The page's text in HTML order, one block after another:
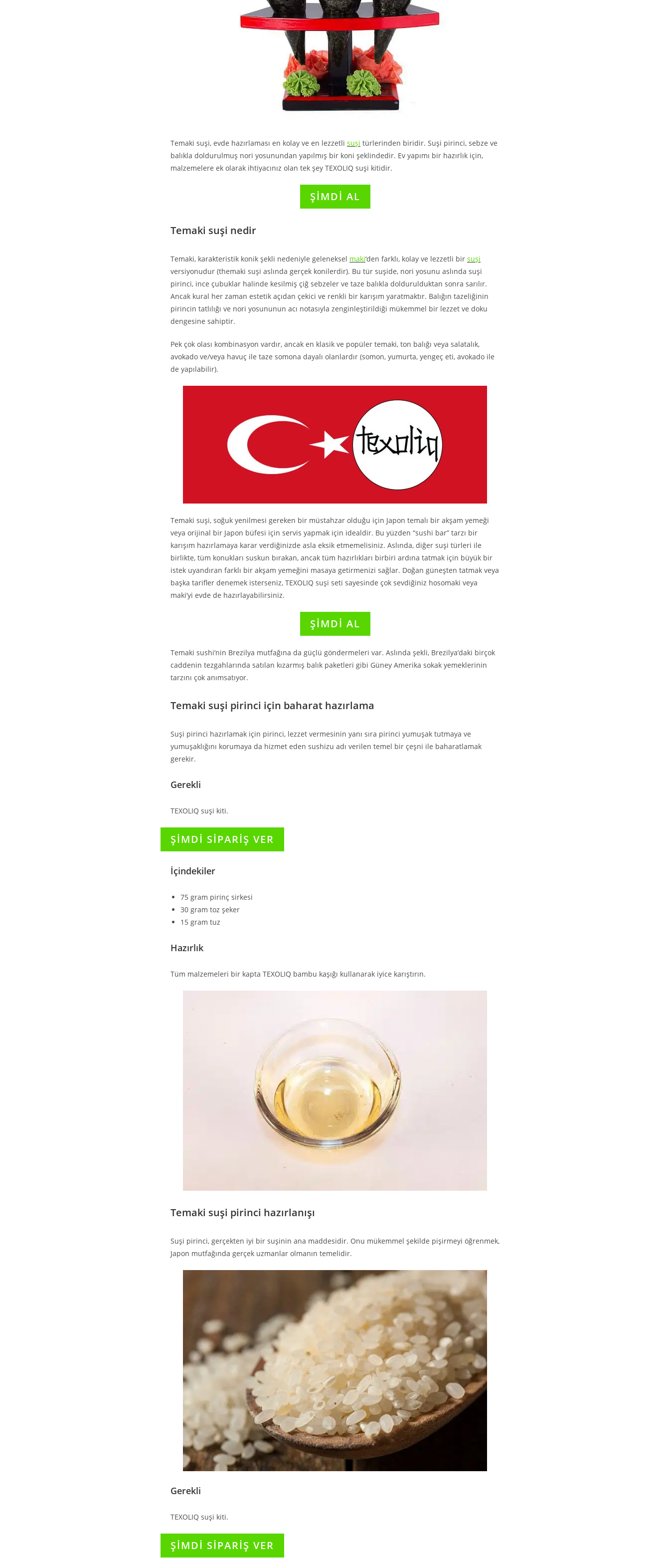
Temaki suşi, evde hazırlaması en kolay ve en lezzetli suşi türlerinden biridir. Suşi pirinci, sebze ve
balıkla doldurulmuş nori yosunundan yapılmış bir koni şeklindedir. Ev yapımı bir hazırlık için,
malzemelere ek olarak ihtiyacınız olan tek şey TEXOLIQ suşi kitidir.
ŞİMDİ AL
Temaki suşi nedir
Temaki, karakteristik konik şekli nedeniyle geleneksel maki‘den farklı, kolay ve lezzetli bir suşi
versiyonudur (themaki suşi aslında gerçek konilerdir). Bu tür suşide, nori yosunu aslında suşi
pirinci, ince çubuklar halinde kesilmiş çiğ sebzeler ve taze balıkla doldurulduktan sonra sarılır.
Ancak kural her zaman estetik açıdan çekici ve renkli bir karışım yaratmaktır. Balığın tazeliğinin
pirincin tatlılığı ve nori yosununun acı notasıyla zenginleştirildiği mükemmel bir lezzet ve doku
dengesine sahiptir.
Pek çok olası kombinasyon vardır, ancak en klasik ve popüler temaki, ton balığı veya salatalık,
avokado ve/veya havuç ile taze somona dayalı olanlardır (somon, yumurta, yengeç eti, avokado ile
de yapılabilir).
Temaki suşi, soğuk yenilmesi gereken bir müstahzar olduğu için Japon temalı bir akşam yemeği
veya orijinal bir Japon büfesi için servis yapmak için idealdir. Bu yüzden “sushi bar” tarzı bir
karışım hazırlamaya karar verdiğinizde asla eksik etmemelisiniz. Aslında, diğer suşi türleri ile
birlikte, tüm konukları suskun bırakan, ancak tüm hazırlıkları birbiri ardına tatmak için büyük bir
istek uyandıran farklı bir akşam yemeğini masaya getirmenizi sağlar. Doğan güneşten tatmak veya
başka tarifler denemek isterseniz, TEXOLIQ suşi seti sayesinde çok sevdiğiniz hosomaki veya
maki’yi evde de hazırlayabilirsiniz.
ŞİMDİ AL
Temaki sushi’nin Brezilya mutfağına da güçlü göndermeleri var. Aslında şekli, Brezilya’daki birçok
caddenin tezgahlarında satılan kızarmış balık paketleri gibi Güney Amerika sokak yemeklerinin
tarzını çok anımsatıyor.
Temaki suşi pirinci için baharat hazırlama
Suşi pirinci hazırlamak için pirinci, lezzet vermesinin yanı sıra pirinci yumuşak tutmaya ve
yumuşaklığını korumaya da hizmet eden sushizu adı verilen temel bir çeşni ile baharatlamak
gerekir.
Gerekli
TEXOLIQ suşi kiti.
ŞİMDİ SİPARİŞ VER
İçindekiler
75 gram pirinç sirkesi
30 gram toz şeker
15 gram tuz
Hazırlık
Tüm malzemeleri bir kapta TEXOLIQ bambu kaşığı kullanarak iyice karıştırın.
Temaki suşi pirinci hazırlanışı
Suşi pirinci, gerçekten iyi bir suşinin ana maddesidir. Onu mükemmel şekilde pişirmeyi öğrenmek,
Japon mutfağında gerçek uzmanlar olmanın temelidir.
Gerekli
TEXOLIQ suşi kiti.
ŞİMDİ SİPARİŞ VER